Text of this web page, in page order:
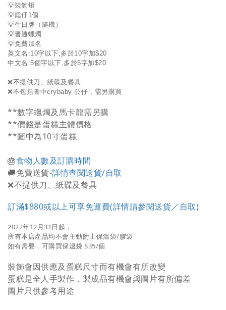
💡裝飾燈
💡錘仔1個
💡生日牌（隨機）
💡普通蠟燭
💡免費加名
英文名:10字以下,多於10字加$20
中文名:5個字以下,多於5字加$20
❌不提供刀、紙碟及餐具
❌不包括圖中crybaby 公仔，需另購買
**數字蠟燭及馬卡龍需另購
**價錢是蛋糕主體價格
**圖中為10寸蛋糕
🎂食物人數及訂購時間
🚚免費送貨-詳情查閱送貨/自取
❌不提供刀、紙碟及餐具
訂滿$880或以上可享免運費(詳情請參閱送貨／自取)
2022年12月31日起，
所有本店產品均不會主動附上保溫袋/膠袋
如有需要，可購買保溫袋 $35/個
裝飾會因供應及蛋糕尺寸而有機會有所改變
蛋糕是全人手製作，製成品有機會與圖片有所偏差
圖片只供參考用途